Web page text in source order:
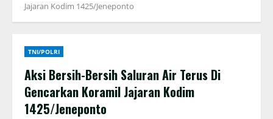
Jajaran Kodim 1425/Jeneponto
TNI/POLRI
Aksi Bersih-Bersih Saluran Air Terus Di
Gencarkan Koramil Jajaran Kodim
1425/Jeneponto